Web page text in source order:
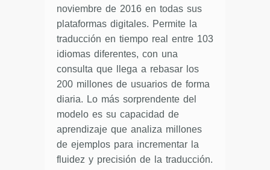
noviembre de 2016 en todas sus
plataformas digitales. Permite la
traducción en tiempo real entre 103
idiomas diferentes, con una
consulta que llega a rebasar los
200 millones de usuarios de forma
diaria. Lo más sorprendente del
modelo es su capacidad de
aprendizaje que analiza millones
de ejemplos para incrementar la
fluidez y precisión de la traducción.